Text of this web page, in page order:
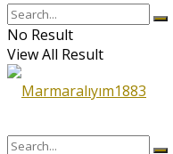
No Result
View All Result